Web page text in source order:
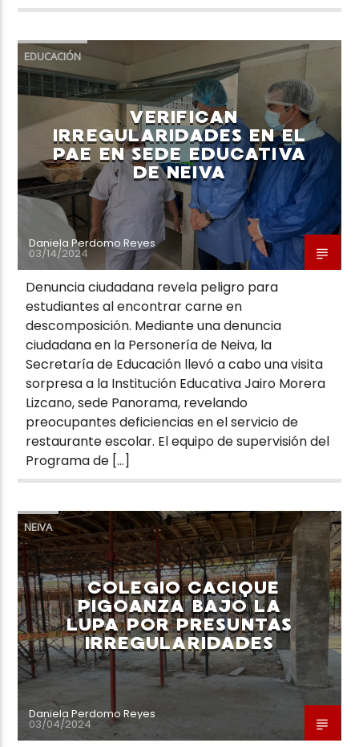
EDUCACIÓN
VERIFICAN
IRREGULARIDADES EN EL
PAE EN SEDE EDUCATIVA
DE NEIVA
Daniela Perdomo Reyes
03/14/2024
Denuncia ciudadana revela peligro para
estudiantes al encontrar carne en
descomposición. Mediante una denuncia
ciudadana en la Personería de Neiva, la
Secretaría de Educación llevó a cabo una visita
sorpresa a la Institución Educativa Jairo Morera
Lizcano, sede Panorama, revelando
preocupantes deficiencias en el servicio de
restaurante escolar. El equipo de supervisión del
Programa de […]
NEIVA
COLEGIO CACIQUE
PIGOANZA BAJO LA
LUPA POR PRESUNTAS
IRREGULARIDADES
Daniela Perdomo Reyes
03/04/2024